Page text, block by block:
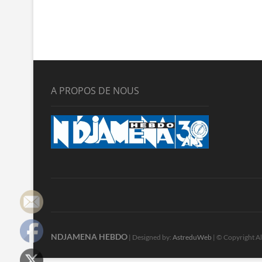
A PROPOS DE NOUS
NDJAMENA HEBDO | Designed by: AstreduWeb | © Copyright